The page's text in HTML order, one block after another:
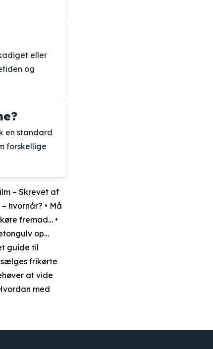
eller
og
en standard
forskellige
– Skrevet af
hvornår? • Må
fremad… •
op…
guide til
frikørte
at vide
med